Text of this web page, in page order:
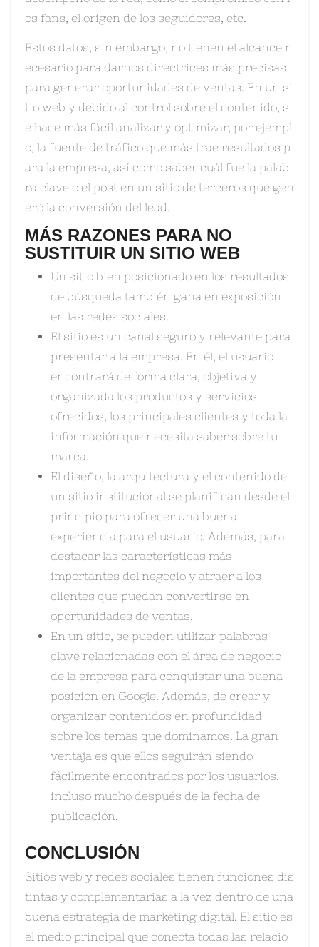
os fans, el origen de los seguidores, etc.
Estos datos, sin embargo, no tienen el alcance n
ecesario para darnos directrices más precisas
para generar oportunidades de ventas. En un si
tio web y debido al control sobre el contenido, s
e hace más fácil analizar y optimizar, por ejempl
o, la fuente de tráfico que más trae resultados p
ara la empresa, así como saber cuál fue la palab
ra clave o el post en un sitio de terceros que gen
eró la conversión del lead.
MÁS RAZONES PARA NO
SUSTITUIR UN SITIO WEB
Un sitio bien posicionado en los resultados
de búsqueda también gana en exposición
en las redes sociales.
El sitio es un canal seguro y relevante para
presentar a la empresa. En él, el usuario
encontrará de forma clara, objetiva y
organizada los productos y servicios
ofrecidos, los principales clientes y toda la
información que necesita saber sobre tu
marca.
El diseño, la arquitectura y el contenido de
un sitio institucional se planifican desde el
principio para ofrecer una buena
experiencia para el usuario. Además, para
destacar las características más
importantes del negocio y atraer a los
clientes que puedan convertirse en
oportunidades de ventas.
En un sitio, se pueden utilizar palabras
clave relacionadas con el área de negocio
de la empresa para conquistar una buena
posición en Google. Además, de crear y
organizar contenidos en profundidad
sobre los temas que dominamos. La gran
ventaja es que ellos seguirán siendo
fácilmente encontrados por los usuarios,
incluso mucho después de la fecha de
publicación.
CONCLUSIÓN
Sitios web y redes sociales tienen funciones dis
tintas y complementarias a la vez dentro de una
buena estrategia de marketing digital. El sitio es
el medio principal que conecta todas las relacio